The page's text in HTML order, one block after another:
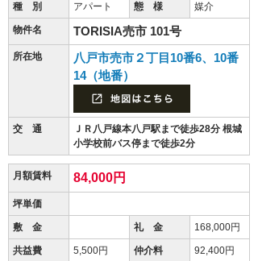
種 別 アパート 態 様 媒介
物件名 TORISIA売市 101号
所在地
八戸市売市２丁目10番6、10番
14（地番）
交 通
ＪＲ八戸線本八戸駅まで徒歩28分 根城
小学校前バス停まで徒歩2分
月額賃料 84,000円
坪単価
敷 金 礼 金 168,000円
共益費 5,500円 仲介料 92,400円